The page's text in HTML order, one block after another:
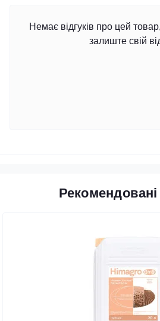
Немає відгуків про цей
залиште свій